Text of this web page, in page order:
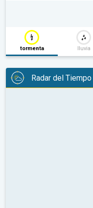
tormenta lluvia
Radar del Tiempo